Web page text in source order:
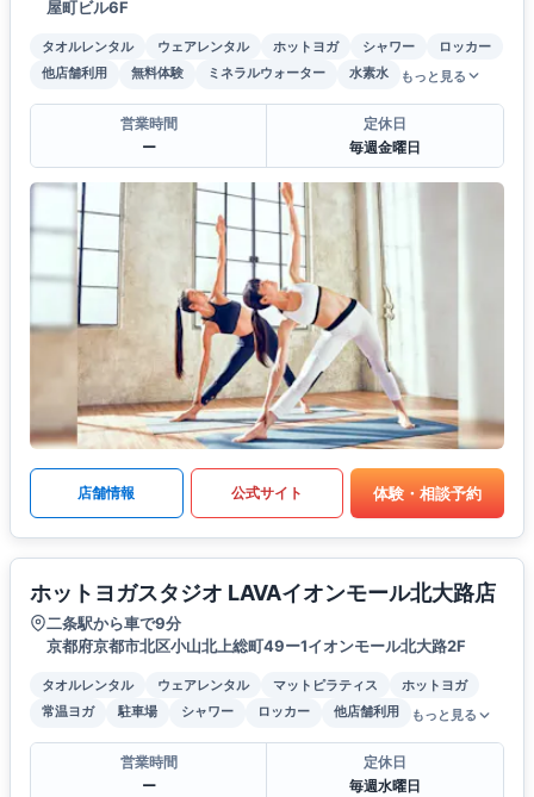
屋町ビル6F
タオルレンタル ウェアレンタル ホットヨガ シャワー
ロッカー
他店舗利用
無料体験 ミネラルウォーター 水素水 もっと見る
営業時間
ー
定休日
毎週金曜日
店舗情報 公式サイト 体験・相談予約
ホットヨガスタジオ LAVAイオンモール北大路店
二条駅から車で9分
京都府京都市北区小山北上総町49ー1イオンモール北大路2F
タオルレンタル ウェアレンタル マットピラティス
ホットヨガ
常温ヨガ
駐車場 シャワー ロッカー 他店舗利用 もっと見る
営業時間
ー
定休日
毎週水曜日